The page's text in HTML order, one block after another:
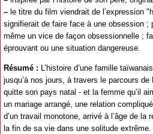
– le titre du film viendrait de l’expression
signifierait de faire face à une obsession ;
même un vice de façon obsessionnelle ;
éprouvant ou une situation dangereuse.
Résumé : L’histoire d’une famille
jusqu’à nos jours, à travers le parcours de
quitte son pays natal - et la femme qu’il
un mariage arrangé, une relation
d’un travail monotone, arrivé à l’âge de
la fin de sa vie dans une solitude